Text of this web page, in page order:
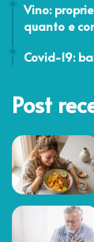
Vino:
quanto e
Covid-19:
Post